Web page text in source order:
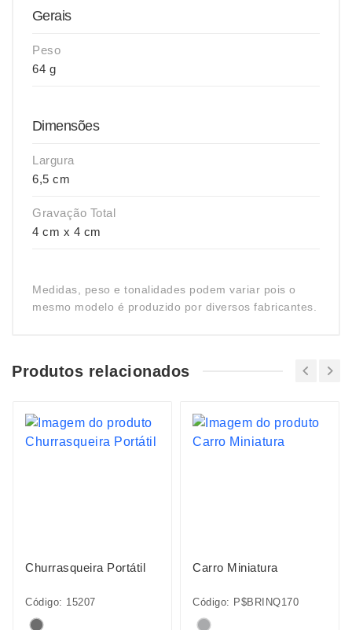
Gerais
Peso
64 g
Dimensões
Largura
6,5 cm
Gravação Total
4 cm x 4 cm
Medidas, peso e tonalidades podem variar pois o
mesmo modelo é produzido por diversos fabricantes.
Produtos relacionados
Churrasqueira Portátil
Código: 15207
Carro Miniatura
Código: P$BRINQ170